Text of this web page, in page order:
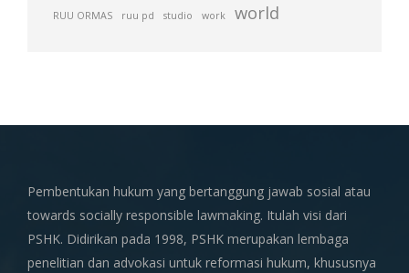
RUU ORMAS ruu pd studio work world
Pembentukan hukum yang bertanggung jawab sosial atau
towards socially responsible lawmaking. Itulah visi dari
PSHK. Didirikan pada 1998, PSHK merupakan lembaga
penelitian dan advokasi untuk reformasi hukum, khususnya